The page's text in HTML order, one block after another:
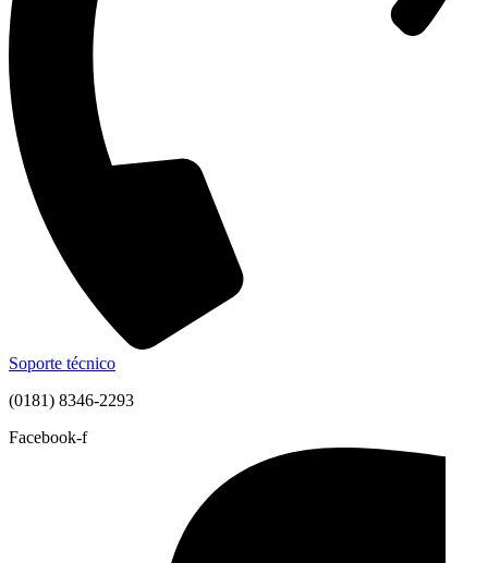
Soporte técnico
(0181) 8346-2293
Facebook-f